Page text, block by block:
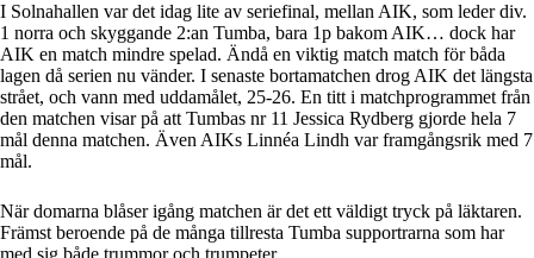
I Solnahallen var det idag lite av seriefinal, mellan AIK, som leder div.
1 norra och skyggande 2:an Tumba, bara 1p bakom AIK… dock har
AIK en match mindre spelad. Ändå en viktig match match för båda
lagen då serien nu vänder. I senaste bortamatchen drog AIK det längsta
strået, och vann med uddamålet, 25-26. En titt i matchprogrammet från
den matchen visar på att Tumbas nr 11 Jessica Rydberg gjorde hela 7
mål denna matchen. Även AIKs Linnéa Lindh var framgångsrik med 7
mål.
När domarna blåser igång matchen är det ett väldigt tryck på läktaren.
Främst beroende på de många tillresta Tumba supportrarna som har